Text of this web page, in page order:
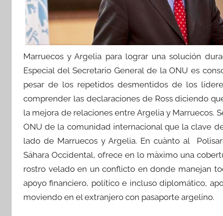
Marruecos y Argelia para lograr una solución
Especial del Secretario General de la ONU es
pesar de los repetidos desmentidos de los
comprender las declaraciones de Ross diciendo
la mejora de relaciones entre Argelia y Marruecos.
ONU de la comunidad internacional que la clave
lado de Marruecos y Argelia. En cuànto al
Sáhara Occidental, ofrece en lo màximo una
rostro velado en un conflicto en donde manejan
apoyo financiero, político e incluso diplomático,
moviendo en el extranjero con pasaporte argelino.